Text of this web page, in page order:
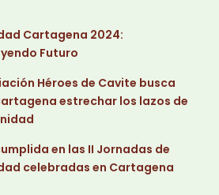
Cartagena 2024:
Futuro
Héroes de Cavite busca
estrechar los lazos de
en las II Jornadas de
celebradas en Cartagena